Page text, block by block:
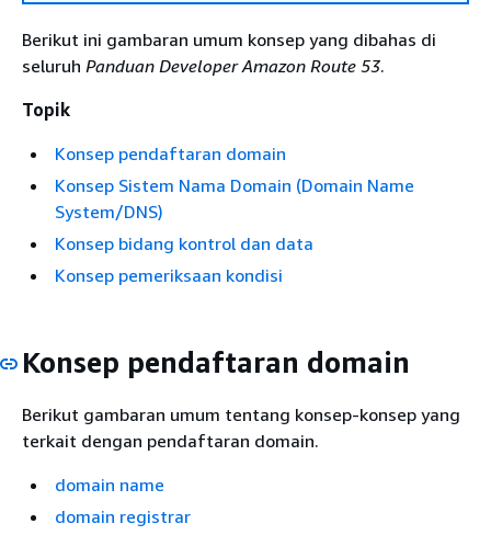
Berikut ini gambaran umum konsep yang dibahas di
seluruh Panduan Developer Amazon Route 53.
Topik
Konsep pendaftaran domain
Konsep Sistem Nama Domain (Domain Name
System/DNS)
Konsep bidang kontrol dan data
Konsep pemeriksaan kondisi
Konsep pendaftaran domain
Berikut gambaran umum tentang konsep-konsep yang
terkait dengan pendaftaran domain.
domain name
domain registrar